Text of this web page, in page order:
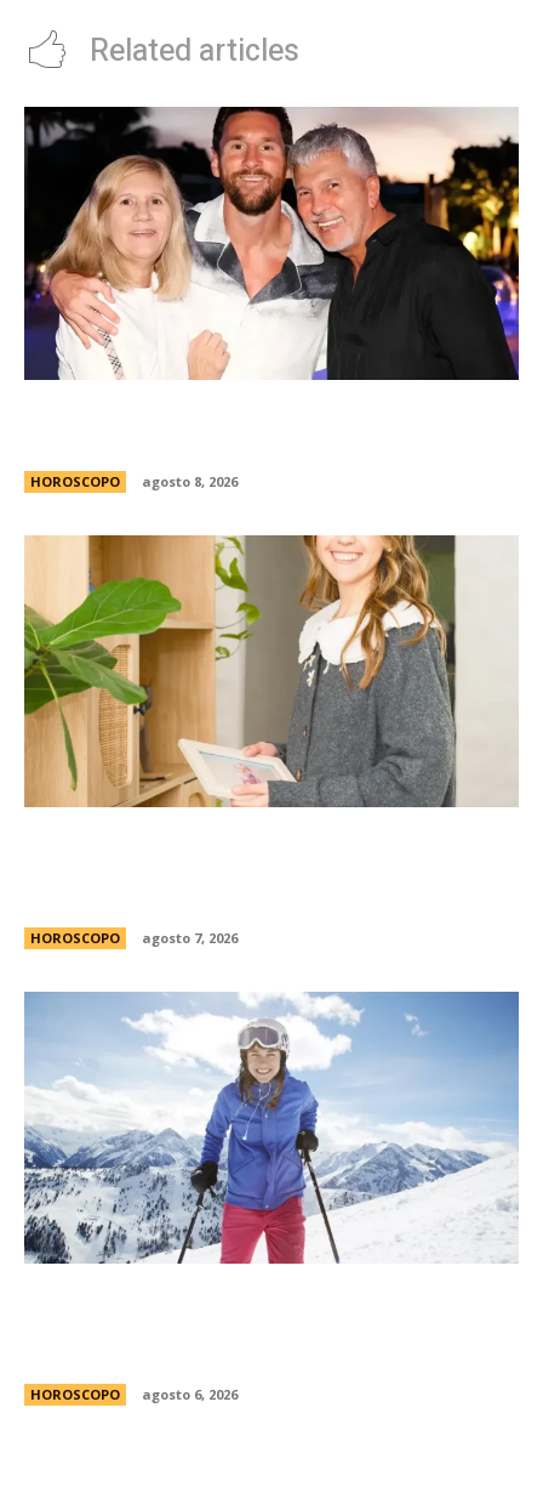
Related articles
HOROSCOPO agosto 8, 2026
HOROSCOPO agosto 7, 2026
HOROSCOPO agosto 6, 2026